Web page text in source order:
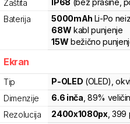
Zaštita
IP68 (bez prašine,
Baterija
5000mAh Li-Po
68W kabl punjenje
15W bežično
Ekran
Tip P-OLED (OLED) ,
Dimenzije
6.6 inča , 89%
Rezolucija
2400x1080px, 399